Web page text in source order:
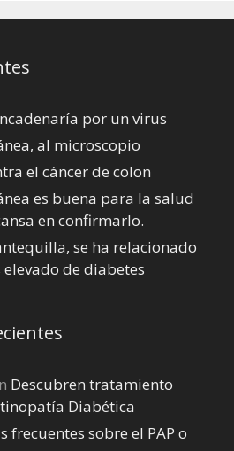
por un virus
al microscopio
el cáncer de colon
es buena para la salud
en confirmarlo.
se ha relacionado
de diabetes
Descubren tratamiento
Diabética
frecuentes sobre el PAP o